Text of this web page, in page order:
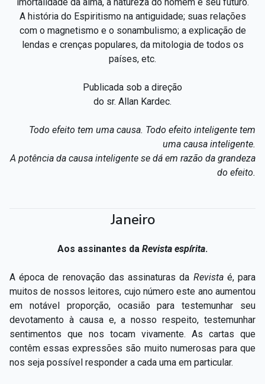
A história do Espiritismo na antiguidade; suas relações
com o magnetismo e o sonambulismo; a explicação de
lendas e crenças populares, da mitologia de todos os
países, etc.
Publicada sob a direção
do sr. Allan Kardec.
Todo efeito tem uma causa. Todo efeito inteligente tem
uma causa inteligente.
A potência da causa inteligente se dá em razão da grandeza
do efeito.
Janeiro
Aos assinantes da Revista espírita.
A época de renovação das assinaturas da Revistaé, para
muitos de nossos leitores, cujo número este ano aumentou
em notável proporção, ocasião para testemunhar seu
devotamento à causa e, a nosso respeito, testemunhar
sentimentos que nos tocam vivamente. As cartas que
contêm essas expressões são muito numerosas para que
nos seja possível responder a cada uma em particular.